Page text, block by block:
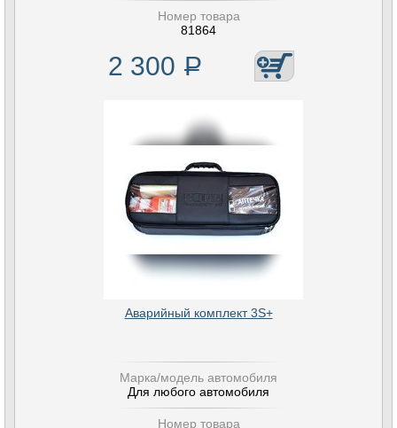
Номер товара
81864
2 300 Р
Аварийный комплект 3S+
Марка/модель автомобиля
Для любого автомобиля
Номер товара